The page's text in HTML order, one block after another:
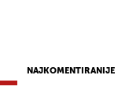
NAJKOMENTIRANIJE